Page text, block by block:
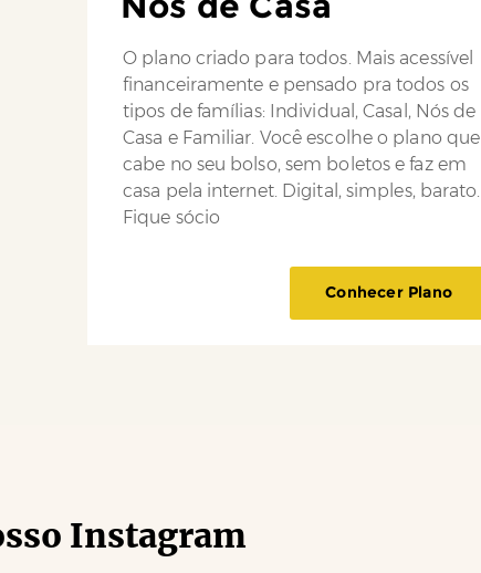
O plano criado para todos. Mais acessível
financeiramente e pensado pra todos os
tipos de famílias: Individual, Casal, Nós de
Casa e Familiar. Você escolhe o plano que
cabe no seu bolso, sem boletos e faz em
casa pela internet. Digital, simples, barato.
Fique sócio
Conhecer Plano
Instagram